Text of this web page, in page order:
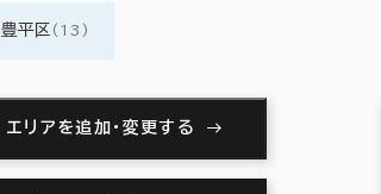
豊平区 (13)
エリアを追加・変更する